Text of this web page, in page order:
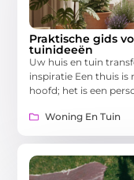
Praktische gids
tuinideeën
Uw huis en tuin
inspiratie Een thuis is
hoofd; het is een
Woning En Tuin